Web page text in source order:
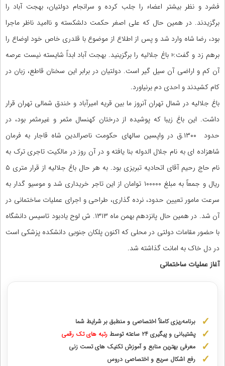
فشرد و نظر بیشتر اعضاء را جلب کرده و سرانجام دولتیان، بهجت آباد را
برگزیدند. در همین حال که علی اصغر حکمت دلشکسته و ناامید ناظر ماجرا
بود، رضا شاه وارد شد و پس از اطلاع از موضوع با قلدری خاص خود اوضاع را
برهم زد و گفت:« باغ جلالیه را برگزینید. بهجت آباد ابداً شایسته نیست عرصه
آن کم و اراضی آن سیل گیر است. دولتیان در برابر این سخنان قاطع، زبان در
کام کشیدند و احدی دم برنیاورد.
باغ جلالیه در شمال تهران آنروز ما بین قریه امیرآباد و خندق شمالی تهران قرار
داشت. این باغ زیبا که پوشیده از درختان کهنسال مثمر و غیرمثمر بود، در
حدود ۱۳۰۰.ق در واپسین سالهای حکومت ناصرالدین شاه قاجار به فرمان
شاهزاده ای به نام جلال الدوله بنا یافته و در آن روز در مالکیت تاجری ترک به
نام حاج رحیم آقای اتحادیه تبریزی بود. به هر حال باغ جلالیه از قرار متری ۵
ریال و جمعاً به مبلغ ۱۰۰۰۰۰ توامان از این تاجر خریداری شد و موسیو گدار به
سرعت مامور تعیین حدود، نرده گذاری، طراحی و اجرای عملیات ساختمانی در
آن شد. در همین حال پانزدهم بهمن ماه ۱۳۱۳. ش لوح یادبود تاسیس دانشگاه
با حضور مقامات دولتی در محلی که اکنون پلکان جنوبی دانشکده پزشکی است
در دل خاک به امانت گذاشته شد.
آغاز عملیات ساختمانی
برنامه‌ریزی کاملاً اختصاصی و منطبق بر شرایط شما
پشتیبانی و پیگیری ۲۴ ساعته توسط
رتبه‌ های تک رقمی
معرفی بهترین منابع و آموزش تکنیک های تست زنی
رفع اشکال سریع و اختصاصی دروس